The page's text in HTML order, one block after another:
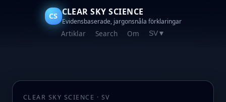
CS CLEAR SKY SCIENCE
Evidensbaserade, jargonsnåla förklaringar
Artiklar Search Om SV ▼
CLEAR SKY SCIENCE · SV